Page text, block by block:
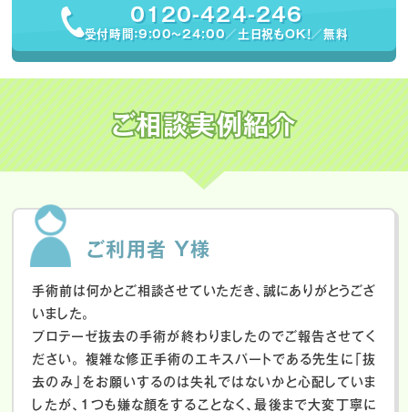
0120-424-246
受付時間：9:00〜24:00／土日祝もOK！／無料
ご相談実例紹介
ご利用者 Y様
手術前は何かとご相談させていただき、誠にありがとうござ
いました。
プロテーゼ抜去の手術が終わりましたのでご報告させてく
ださい。
複雑な修正手術のエキスパートである先生に「抜
去のみ」をお願いするのは失礼ではないかと心配していま
したが、１つも嫌な顔をすることなく、最後まで大変丁寧に